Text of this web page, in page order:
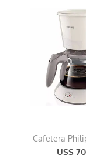
Cafetera
U$S